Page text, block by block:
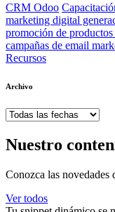
CRM Odoo
marketing digital
promoción de
campañas de email
Recursos
Archivo
Nuestro
Conozca las novedades
Ver todos